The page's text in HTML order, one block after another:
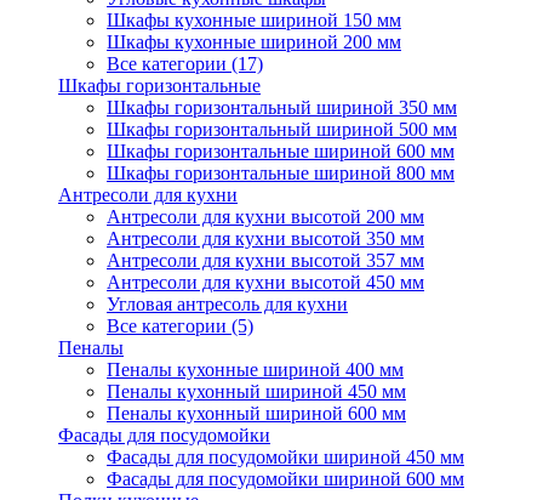
Шкафы кухонные шириной 150 мм
Шкафы кухонные шириной 200 мм
Все категории (17)
Шкафы горизонтальные
Шкафы горизонтальный шириной 350 мм
Шкафы горизонтальный шириной 500 мм
Шкафы горизонтальные шириной 600 мм
Шкафы горизонтальные шириной 800 мм
Антресоли для кухни
Антресоли для кухни высотой 200 мм
Антресоли для кухни высотой 350 мм
Антресоли для кухни высотой 357 мм
Антресоли для кухни высотой 450 мм
Угловая антресоль для кухни
Все категории (5)
Пеналы
Пеналы кухонные шириной 400 мм
Пеналы кухонный шириной 450 мм
Пеналы кухонный шириной 600 мм
Фасады для посудомойки
Фасады для посудомойки шириной 450 мм
Фасады для посудомойки шириной 600 мм